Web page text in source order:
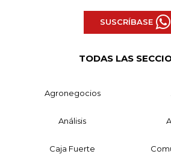
SUSCRÍBASE
TODAS LAS
Agronegocios
Análisis
Caja Fuerte